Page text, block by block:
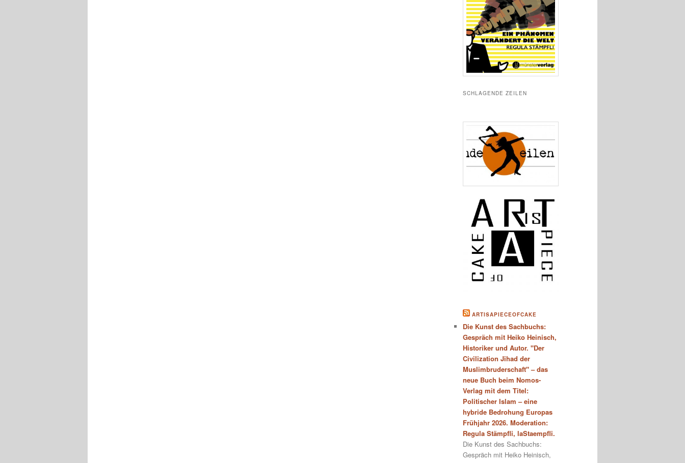
SCHLAGENDE ZEILEN
ARTISAPIECEOFCAKE
Die Kunst des Sachbuchs:
Gespräch mit Heiko Heinisch,
Historiker und Autor. "Der
Civilization Jihad der
Muslimbruderschaft" – das
neue Buch beim Nomos-
Verlag mit dem Titel:
Politischer Islam – eine
hybride Bedrohung Europas
Frühjahr 2026. Moderation:
Regula Stämpfli, laStaempfli.
Die Kunst des Sachbuchs:
Gespräch mit Heiko Heinisch,